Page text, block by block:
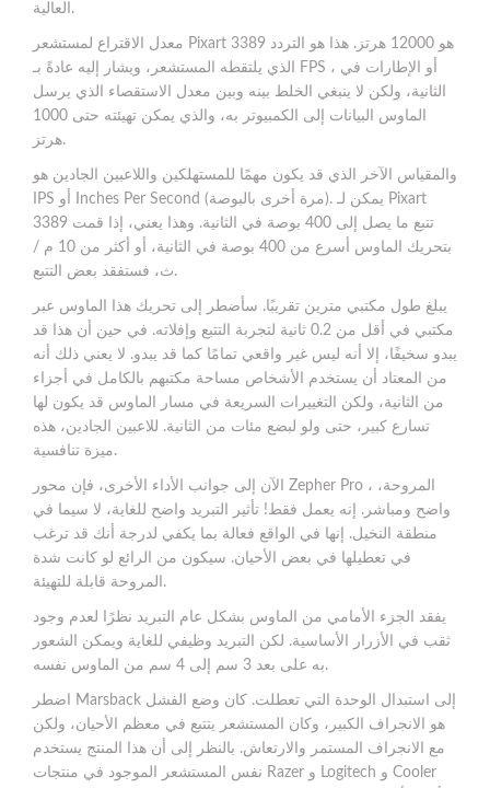
العالية.
معدل الاقتراع لمستشعر Pixart 3389 هو 12000 هرتز. هذا هو التردد
الذي يلتقطه المستشعر، ويشار إليه عادةً بـ FPS ، أو الإطارات في
الثانية، ولكن لا ينبغي الخلط بينه وبين معدل الاستقصاء الذي يرسل
الماوس البيانات إلى الكمبيوتر به، والذي يمكن تهيئته حتى 1000
هرتز.
والمقياس الآخر الذي قد يكون مهمًا للمستهلكين واللاعبين الجادين هو
IPS أو Inches Per Second (مرة أخرى بالبوصة). يمكن لـ Pixart
3389 تتبع ما يصل إلى 400 بوصة في الثانية. وهذا يعني، إذا قمت
بتحريك الماوس أسرع من 400 بوصة في الثانية، أو أكثر من 10 م /
ث، فستفقد بعض التتبع.
يبلغ طول مكتبي مترين تقريبًا. سأضطر إلى تحريك هذا الماوس عبر
مكتبي في أقل من 0.2 ثانية لتجربة التتبع وإفلاته. في حين أن هذا قد
يبدو سخيفًا، إلا أنه ليس غير واقعي تمامًا كما قد يبدو. لا يعني ذلك أنه
من المعتاد أن يستخدم الأشخاص مساحة مكتبهم بالكامل في أجزاء
من الثانية، ولكن التغييرات السريعة في مسار الماوس قد يكون لها
تسارع كبير، حتى ولو لبضع مئات من الثانية. للاعبين الجادين، هذه
ميزة تنافسية.
الآن إلى جوانب الأداء الأخرى، فإن محور Zepher Pro ، المروحة،
واضح ومباشر. إنه يعمل فقط! تأثير التبريد واضح للغاية، لا سيما في
منطقة النخيل. إنها في الواقع فعالة بما يكفي لدرجة أنك قد ترغب
في تعطيلها في بعض الأحيان. سيكون من الرائع لو كانت شدة
المروحة قابلة للتهيئة.
يفقد الجزء الأمامي من الماوس بشكل عام التبريد نظرًا لعدم وجود
ثقب في الأزرار الأساسية. لكن التبريد وظيفي للغاية ويمكن الشعور
به على بعد 3 سم إلى 4 سم من الماوس نفسه.
اضطر Marsback إلى استبدال الوحدة التي تعطلت. كان وضع الفشل
هو الانجراف الكبير، وكان المستشعر يتتبع في معظم الأحيان، ولكن
مع الانجراف المستمر والارتعاش. بالنظر إلى أن هذا المنتج يستخدم
نفس المستشعر الموجود في منتجات Razer و Logitech و Cooler